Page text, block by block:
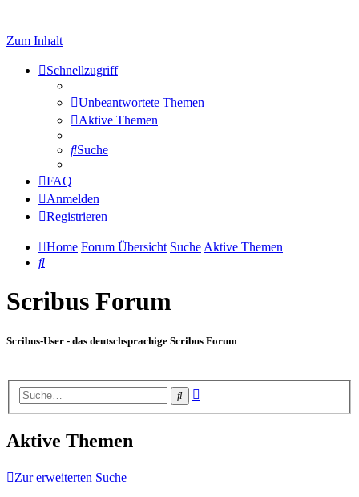
Zum Inhalt
Schnellzugriff
Unbeantwortete Themen
Aktive Themen
Suche
FAQ
Anmelden
Registrieren
Home Forum Übersicht Suche Aktive Themen
Suche
Scribus Forum
Scribus-User - das deutschsprachige Scribus Forum
Suche
Aktive Themen
Zur erweiterten Suche